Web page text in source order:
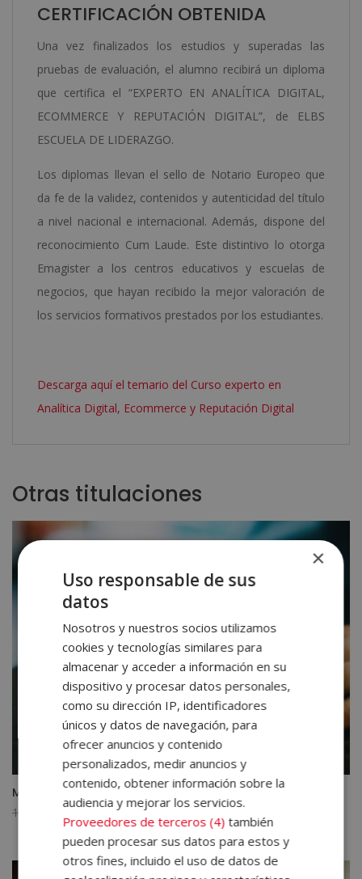
CERTIFICACIÓN OBTENIDA
Una vez finalizados los estudios y superadas las
pruebas de evaluación, el alumno recibirá un diploma
que certifica el “EXPERTO EN ANALÍTICA DIGITAL,
ECOMMERCE Y REPUTACIÓN DIGITAL”, de ELBS
ESCUELA DE LIDERAZGO.
Los diplomas llevan el sello de Notario Europeo que
da fe de la validez, contenidos y autenticidad del título
a nivel nacional e internacional. Además, dispone del
reconocimiento Cum Laude. Este distintivo lo otorga
Emagister a los centros educativos y escuelas de
negocios, que hayan recibido la mejor valoración de
los servicios formativos prestados por los estudiantes.
Descarga aquí el temario del Curso experto en
Analítica Digital, Ecommerce y Reputación Digital
Otras titulaciones
Máster Marketing Mobile Online
1.580,00
El
precio
original
era:
395,00€El
precio
actual
es:
×
Uso responsable de sus
datos
Nosotros y nuestros socios utilizamos
cookies y tecnologías similares para
almacenar y acceder a información en su
dispositivo y procesar datos personales,
como su dirección IP, identificadores
únicos y datos de navegación, para
ofrecer anuncios y contenido
personalizados, medir anuncios y
contenido, obtener información sobre la
audiencia y mejorar los servicios.
Proveedores de terceros (4) también
pueden procesar sus datos para estos y
otros fines, incluido el uso de datos de